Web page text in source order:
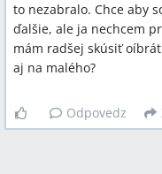
to nezabralo. Chce aby
ďalšie, ale ja nechcem
mám radšej skúsiť
aj na malého?
Odpovedz